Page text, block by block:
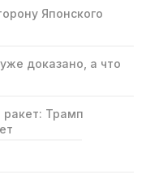
Японского
доказано, а что
Трамп